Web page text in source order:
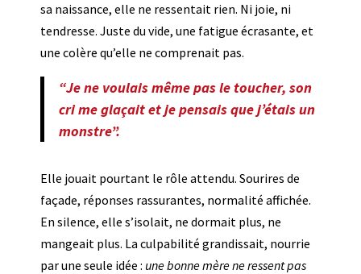
sa naissance, elle ne ressentait rien. Ni joie, ni
tendresse. Juste du vide, une fatigue écrasante, et
une colère qu’elle ne comprenait pas.
“Je ne voulais même pas le toucher, son
cri me glaçait et je pensais que j’étais un
monstre”.
Elle jouait pourtant le rôle attendu. Sourires de
façade, réponses rassurantes, normalité affichée.
En silence, elle s’isolait, ne dormait plus, ne
mangeait plus. La culpabilité grandissait, nourrie
par une seule idée : une bonne mère ne ressent pas